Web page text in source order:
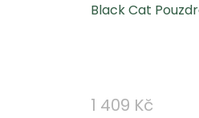
Black Cat
1 409 Kč